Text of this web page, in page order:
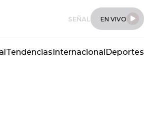
SEÑAL EN VIVO
TendenciasInternacionalDeportes